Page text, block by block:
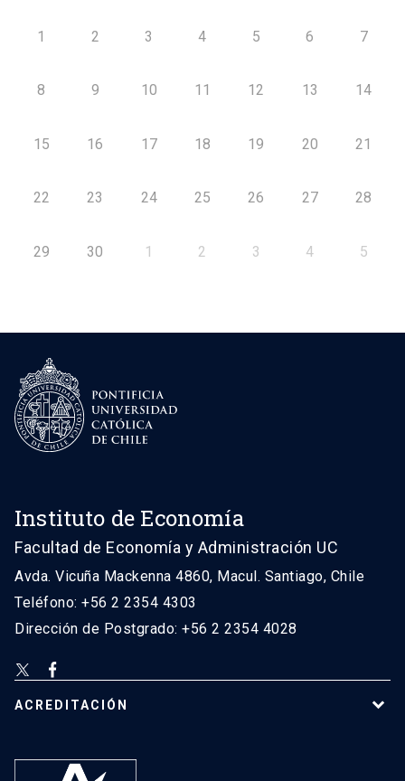
1 2 3 4 5 6 7
8 9 10 11 12 13 14
15 16 17 18 19 20 21
22 23 24 25 26 27 28
29 30 1 2 3 4 5
Instituto de Economía
Facultad de Economía y Administración UC
Avda. Vicuña Mackenna 4860, Macul. Santiago, Chile
Teléfono: +56 2 2354 4303
Dirección de Postgrado: +56 2 2354 4028
ACREDITACIÓN